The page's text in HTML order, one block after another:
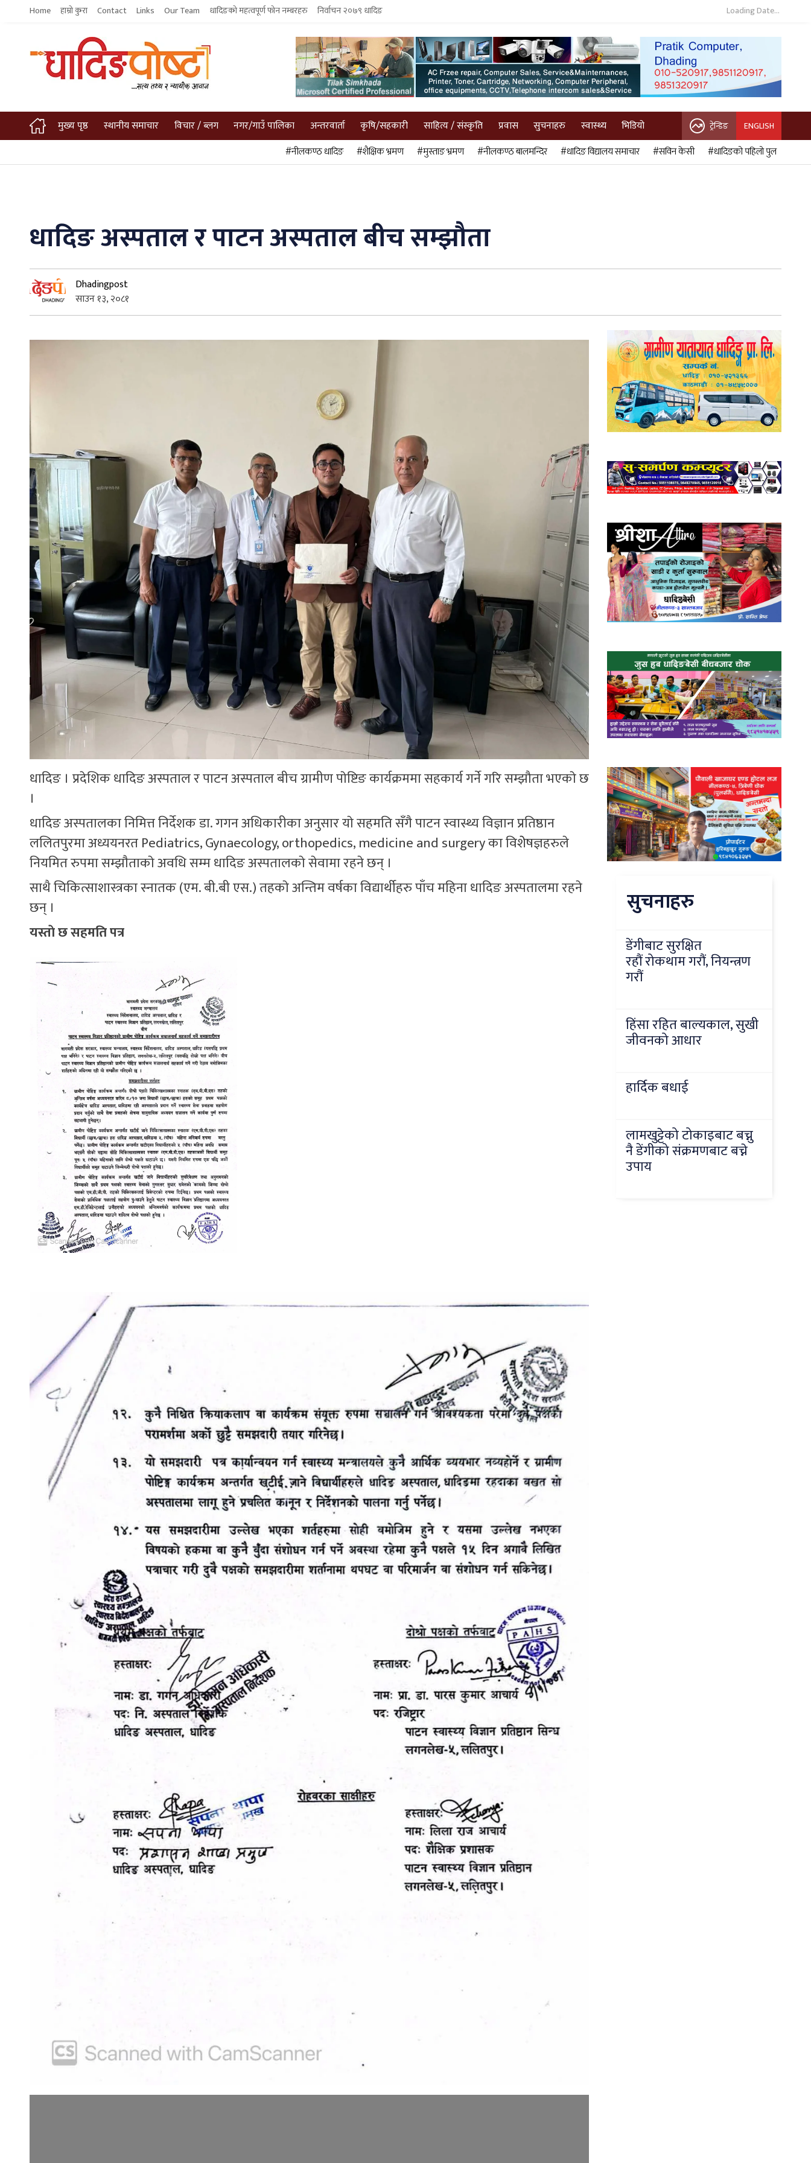
Home हाम्रो कुरा Contact Links Our Team धादिङको महत्वपूर्ण फोन नम्बरहरु निर्वाचन २०७९ धादिङ Loading Date...
मुख्य पृष्ठ स्थानीय समाचार विचार / ब्लग नगर/गाउँ पालिका अन्तरवार्ता कृषि/सहकारी साहित्य / संस्कृति प्रवास सुचनाहरु स्वास्थ्य भिडियो ट्रेन्डिङ ENGLISH
#नीलकण्ठ धादिङ #शैक्षिक भ्रमण #मुस्ताङ भ्रमण #नीलकण्ठ बालमन्दिर #धादिङ विद्यालय समाचार #सविन केसी #धादिङको पहिलो पुल
धादिङ अस्पताल र पाटन अस्पताल बीच सम्झौता
Dhadingpost
साउन १३, २०८१
धादिङ । प्रदेशिक धादिङ अस्पताल र पाटन अस्पताल बीच ग्रामीण पाेष्टिङ कार्यक्रममा सहकार्य गर्ने गरि सम्झौता भएकाे छ
।
धादिङ अस्पतालका निमित्त निर्देशक डा. गगन अधिकारीका अनुसार याे सहमति सँगै पाटन स्वास्थ्य विज्ञान प्रतिष्ठान
ललितपुरमा अध्ययनरत Pediatrics, Gynaecology, orthopedics, medicine and surgery का विशेेषज्ञहरुले
नियमित रुपमा सम्झाैताकाे अवधि सम्म धादिङ अस्पतालकाे सेवामा रहने छन् ।
साथै चिकित्साशास्त्रका स्नातक (एम. बी.बी एस.) तहकाे अन्तिम वर्षका विद्यार्थीहरु पाँच महिना धादिङ अस्पतालमा रहने
छन् ।
यस्ताे छ सहमति पत्र
सुचनाहरु
डेंगीबाट सुरक्षित
रहौं रोकथाम गरौं, नियन्त्रण
गरौं
हिंसा रहित बाल्यकाल, सुखी
जीवनको आधार
हार्दिक बधाई
लामखुट्टेको टोकाइबाट बच्नु
नै डेंगीको संक्रमणबाट बच्ने
उपाय